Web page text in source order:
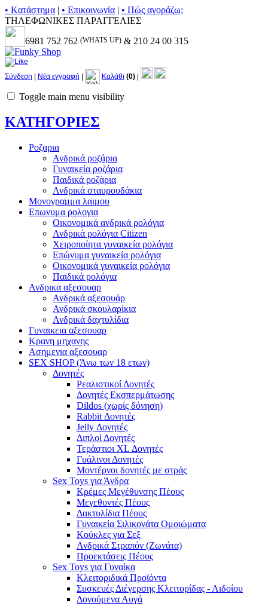
• Kατάστημα | • Επικοινωνία | • Πώς αγοράζω;
ΤΗΛΕΦΩΝΙΚΕΣ ΠΑΡΑΓΓΕΛΙΕΣ
6981 752 762 (WHATS UP) & 210 24 00 315
Σύνδεση Νέα εγγραφή Καλάθι (0)
Toggle main menu visibility
ΚΑΤΗΓΟΡΙΕΣ
Ροζαρια
Ανδρικά ροζάρια
Γυναικεία ροζάρια
Παιδικά ροζάρια
Ανδρικά σταυρουδάκια
Μονογραμμα λαιμου
Επωνυμα ρολογια
Οικονομικά ανδρικά ρολόγια
Ανδρικά ρολόγια Citizen
Χειροποίητα γυναικεία ρολόγια
Επώνυμα γυναικεία ρολόγια
Οικονομικά γυναικεία ρολόγια
Παιδικά ρολόγια
Ανδρικα αξεσουαρ
Ανδρικά αξεσουάρ
Ανδρικά σκουλαρίκια
Ανδρικά δαχτυλίδια
Γυναικεια αξεσουαρ
Κρανη μηχανης
Ασημενια αξεσουαρ
SEX SHOP (Άνω των 18 ετων)
Δονητές
Ρεαλιστικοί Δονητές
Δονητές Εκσπερμάτωσης
Dildos (χωρίς δόνηση)
Rabbit Δονητές
Jelly Δονητές
Διπλοί Δονητές
Τεράστιοι XL Δονητές
Γυάλινοι Δονητές
Μοντέρνοι δονητές με στράς
Sex Toys για Άνδρα
Κρέμες Μεγέθυνσης Πέους
Μεγεθυντές Πέους
Δακτυλίδια Πέους
Γυναικεία Σιλικονάτα Ομοιώματα
Κούκλες για Σεξ
Ανδρικά Στραπόν (Ζωνάτα)
Προεκτάσεις Πέους
Sex Toys για Γυναίκα
Κλειτοριδικά Προϊόντα
Συσκευές Διέγερσης Κλειτορίδας - Αιδοίου
Δονούμενα Αυγά